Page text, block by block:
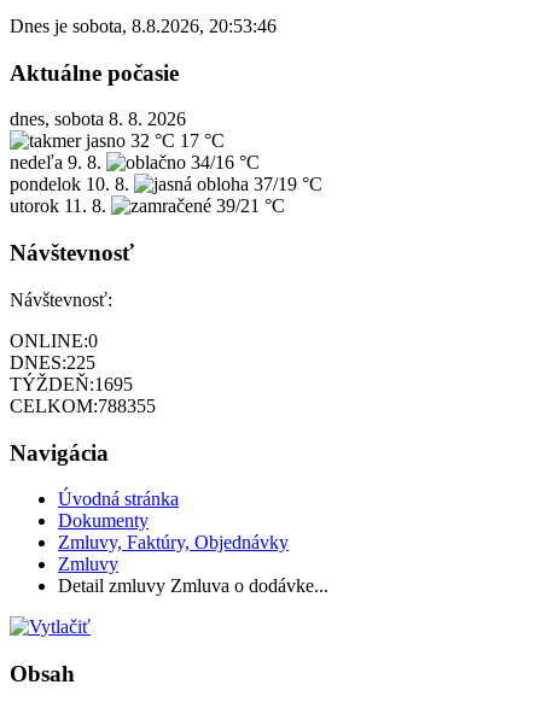
Dnes je sobota, 8.8.2026, 20:53:46
Aktuálne počasie
dnes, sobota 8. 8. 2026
32 °C 17 °C
nedeľa 9. 8.
34/16 °C
pondelok 10. 8.
37/19 °C
utorok 11. 8. 39/21 °C
Návštevnosť
Návštevnosť:
ONLINE:0
DNES:225
TÝŽDEŇ:1695
CELKOM:788355
Navigácia
Úvodná stránka
Dokumenty
Zmluvy, Faktúry, Objednávky
Zmluvy
Detail zmluvy Zmluva o dodávke...
Obsah